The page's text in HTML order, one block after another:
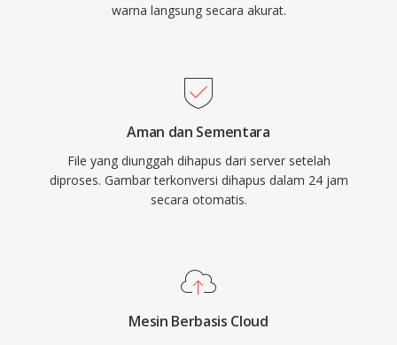
warna langsung secara akurat.
Aman dan Sementara
File yang diunggah dihapus dari server setelah
diproses. Gambar terkonversi dihapus dalam 24 jam
secara otomatis.
Mesin Berbasis Cloud